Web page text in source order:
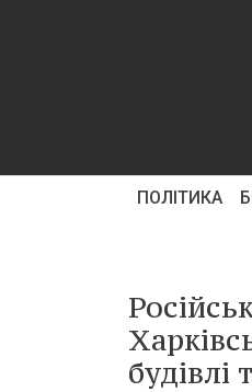
ПОЛІТИКА
будівлі